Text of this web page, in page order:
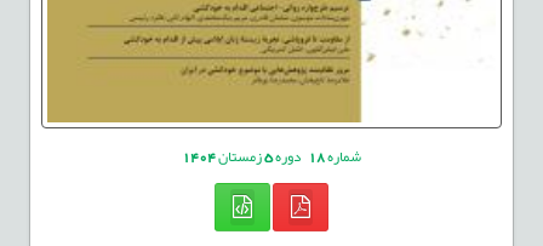
شماره18 دوره5زمستان1404